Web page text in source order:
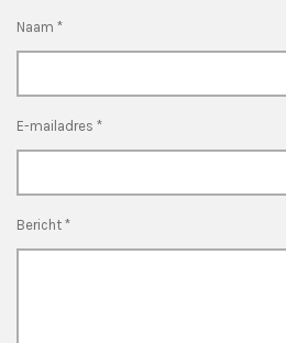
Naam *
E-mailadres *
Bericht *